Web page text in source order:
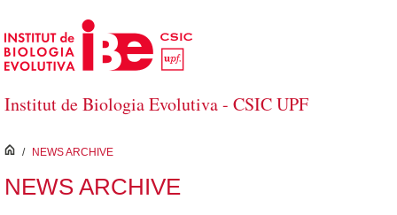
Skip to Main Content
Institut de Biologia Evolutiva - CSIC UPF
inici
/ NEWS ARCHIVE
NEWS ARCHIVE